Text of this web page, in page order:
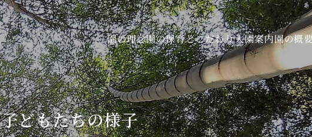
園の理念園の保育とこだわり入園案内園の概
子どもたちの様子